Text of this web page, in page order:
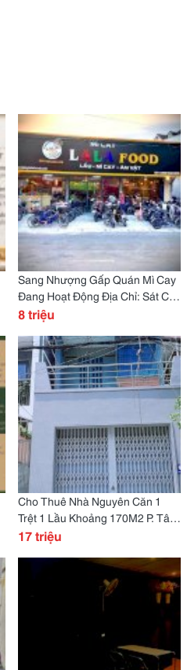
Sang Nhượng Gấp Quán Mì Cay
Đang Hoạt Động Địa Chỉ: Sát Cây
Xăng Vạn Phát, Đường Dt876,
8 triệu
Cho Thuê Nhà Nguyên Căn 1
Trệt 1 Lầu Khoảng 170M2 P. Tây
Thạnh Q. Tân Phú Ngay Khu Cn
17 triệu